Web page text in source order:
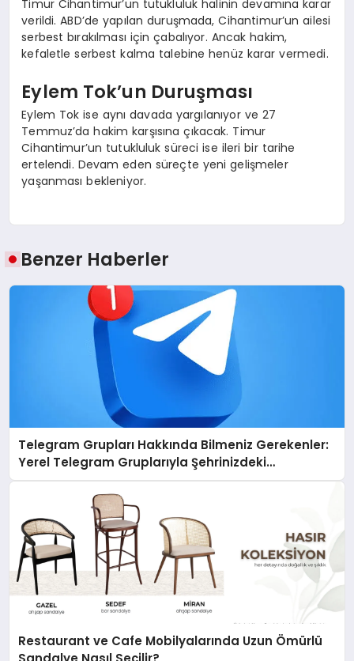
Timur Cihantimur’un tutukluluk halinin devamına karar
verildi. ABD’de yapılan duruşmada, Cihantimur’un ailesi
serbest bırakılması için çabalıyor. Ancak hakim,
kefaletle serbest kalma talebine henüz karar vermedi.
Eylem Tok’un Duruşması
Eylem Tok ise aynı davada yargılanıyor ve 27
Temmuz’da hakim karşısına çıkacak. Timur
Cihantimur’un tutukluluk süreci ise ileri bir tarihe
ertelendi. Devam eden süreçte yeni gelişmeler
yaşanması bekleniyor.
Benzer Haberler
Telegram Grupları Hakkında Bilmeniz Gerekenler:
Yerel Telegram Gruplarıyla Şehrinizdeki
Topluluklara Ulaşın
Restaurant ve Cafe Mobilyalarında Uzun Ömürlü